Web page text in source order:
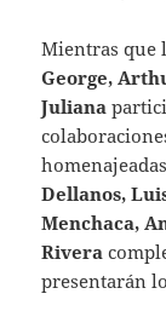
Mientras que
George,
Juliana
Dellanos,
Menchaca,
Rivera
presentarán